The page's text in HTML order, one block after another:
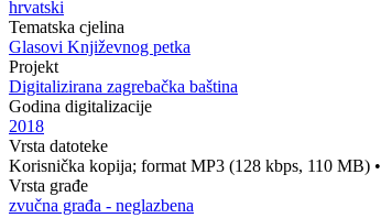
hrvatski
Tematska cjelina
Glasovi Književnog petka
Projekt
Digitalizirana zagrebačka baština
Godina digitalizacije
2018
Vrsta datoteke
Korisnička kopija; format MP3 (128 kbps, 110 MB) •
Vrsta građe
zvučna građa - neglazbena